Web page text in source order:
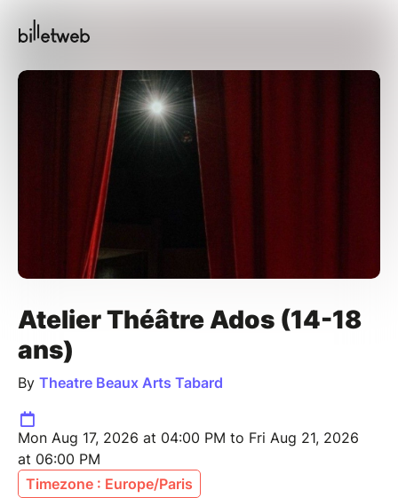
Atelier Théâtre Ados (14-18
ans)
By Theatre Beaux Arts Tabard
Mon Aug 17, 2026 at 04:00 PM to Fri Aug 21, 2026
at 06:00 PM
Timezone : Europe/Paris